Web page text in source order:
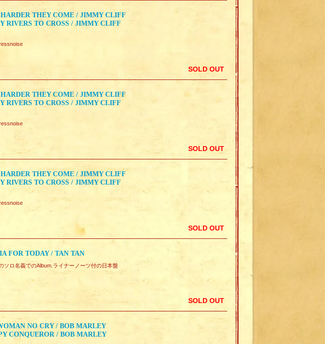
HARDER THEY COME / JIMMY CLIFF
RIVERS TO CROSS / JIMMY CLIFF
SOLD OUT
HARDER THEY COME / JIMMY CLIFF
RIVERS TO CROSS / JIMMY CLIFF
SOLD OUT
HARDER THEY COME / JIMMY CLIFF
RIVERS TO CROSS / JIMMY CLIFF
SOLD OUT
FOR TODAY / TAN TAN
ソロ名義でのAlbum.ライナーノーツ付の日本盤
SOLD OUT
NO CRY / BOB MARLEY
CONQUEROR / BOB MARLEY